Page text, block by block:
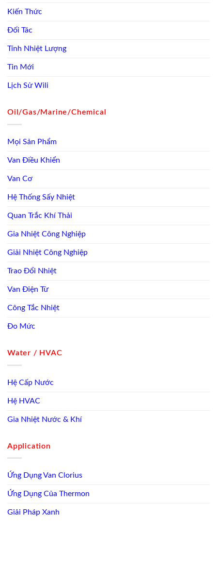
Kiến Thức
Đối Tác
Tính Nhiệt Lượng
Tin Mới
Lịch Sử Wili
Oil/Gas/Marine/Chemical
Mọi Sản Phẩm
Van Điều Khiển
Van Cơ
Hệ Thống Sấy Nhiệt
Quan Trắc Khí Thải
Gia Nhiệt Công Nghiệp
Giải Nhiệt Công Nghiệp
Trao Đổi Nhiệt
Van Điện Từ
Công Tắc Nhiệt
Đo Mức
Water / HVAC
Hệ Cấp Nước
Hệ HVAC
Gia Nhiệt Nước & Khí
Application
Ứng Dụng Van Clorius
Ứng Dụng Của Thermon
Giải Pháp Xanh